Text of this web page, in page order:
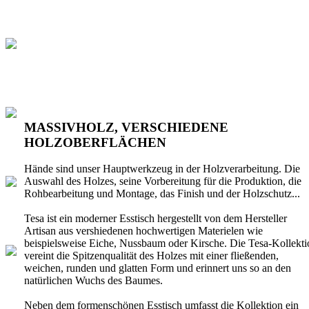
MASSIVHOLZ, VERSCHIEDENE
HOLZOBERFLÄCHEN
Hände sind unser Hauptwerkzeug in der Holzverarbeitung. Die
Auswahl des Holzes, seine Vorbereitung für die Produktion, die
Rohbearbeitung und Montage, das Finish und der Holzschutz...
Tesa ist ein moderner Esstisch hergestellt von dem Hersteller
Artisan aus vershiedenen hochwertigen Materielen wie
beispielsweise Eiche, Nussbaum oder Kirsche. Die Tesa-
vereint die Spitzenqualität des Holzes mit einer fließenden,
weichen, runden und glatten Form und erinnert uns so an den
natürlichen Wuchs des Baumes.
Neben dem formenschönen Esstisch umfasst die Kollektion ein